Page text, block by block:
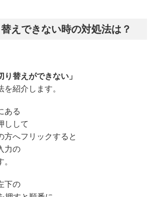
えできない時の対処法は？
り替えができない」
を紹介します。
ある
しして
方へフリックすると
力の
下の